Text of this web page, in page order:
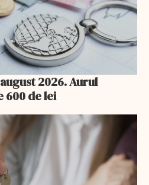
2026. Aurul
600 de lei